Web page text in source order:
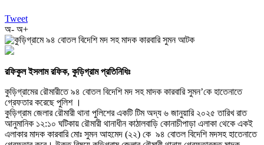
Tweet
অ- অ+
রফিকুল ইসলাম রফিক, কুড়িগ্রাম প্রতিনিধিঃ
কুড়িগ্রামের রৌমারীতে ৯৪ বোতল বিদেশি মদ সহ মাদক কারবারি সুমন’কে হাতেনাতে
গ্রেফতার করেছে পুলিশ ।
কুড়িগ্রাম জেলার রৌমারী থানা পুলিশের একটি টিম অদ্য ৬ জানুয়ারি ২০২৫ তারিখ রাত
আনুমানিক ১২:১০ ঘটিকায় রৌমারী থানাধীন কাঠালবাড়ি কোনাচীপাড়া এলাকা থেকে একই
এলাকার মাদক কারবারি মোঃ সুমন আহমেদ (২২) কে ৯৪ বোতল বিদেশি মদসহ হাতেনাতে